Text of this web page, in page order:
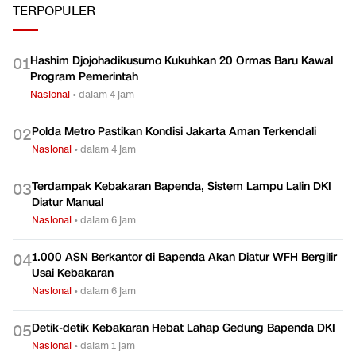
TERPOPULER
01Hashim Djojohadikusumo Kukuhkan 20 Ormas Baru Kawal
Program Pemerintah
Nasional •dalam 4 jam
02Polda Metro Pastikan Kondisi Jakarta Aman Terkendali
Nasional •dalam 4 jam
03Terdampak Kebakaran Bapenda, Sistem Lampu Lalin DKI
Diatur Manual
Nasional •dalam 6 jam
041.000 ASN Berkantor di Bapenda Akan Diatur WFH Bergilir
Usai Kebakaran
Nasional •dalam 6 jam
05Detik-detik Kebakaran Hebat Lahap Gedung Bapenda DKI
Nasional •dalam 1 jam